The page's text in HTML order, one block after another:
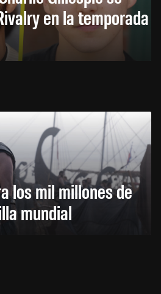
en la temporada
los mil millones de
mundial